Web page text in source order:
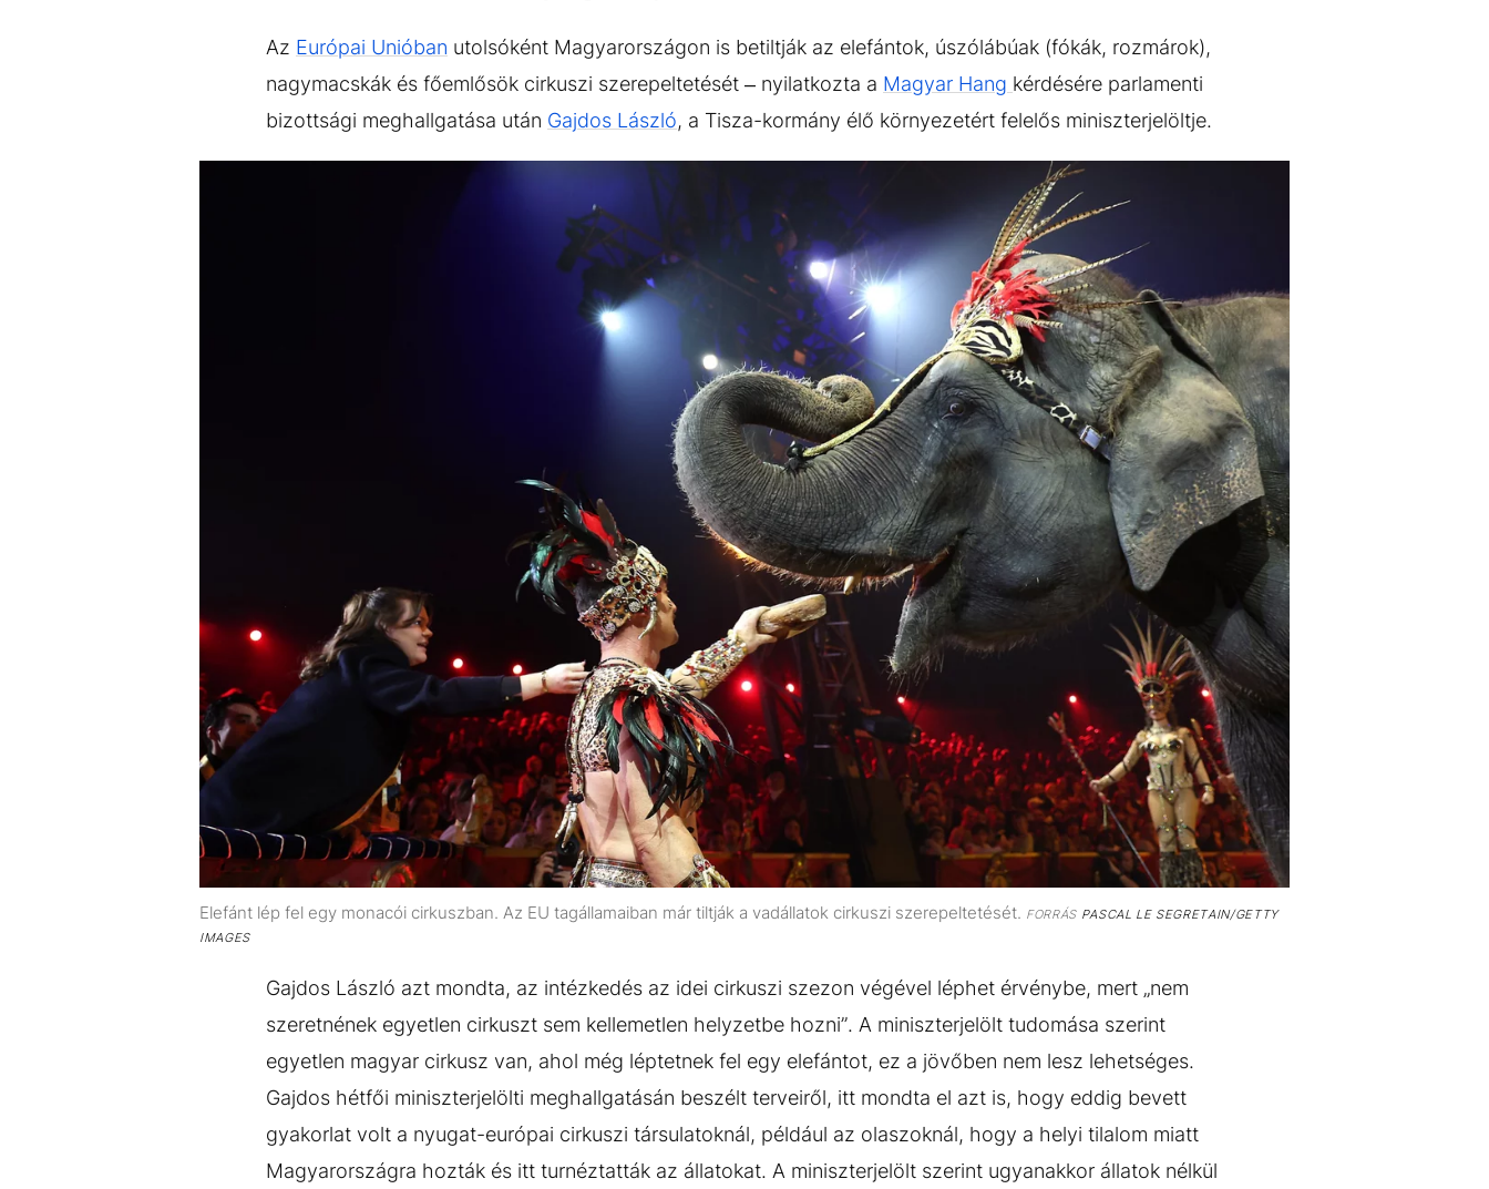
KvízMédiaajánlatImpresszum
Az Európai Unióban utolsóként Magyarországon is betiltják az elefántok, úszólábúak (fókák, rozmárok),
nagymacskák és főemlősök cirkuszi szerepeltetését – nyilatkozta a Magyar Hang kérdésére parlamenti
bizottsági meghallgatása után Gajdos László, a Tisza-kormány élő környezetért felelős miniszterjelöltje.
Elefánt lép fel egy monacói cirkuszban. Az EU tagállamaiban már tiltják a vadállatok cirkuszi szerepeltetését. FORRÁSPASCAL LE SEGRETAIN/GETTY
IMAGES
Gajdos László azt mondta, az intézkedés az idei cirkuszi szezon végével léphet érvénybe, mert „nem
szeretnének egyetlen cirkuszt sem kellemetlen helyzetbe hozni”. A miniszterjelölt tudomása szerint
egyetlen magyar cirkusz van, ahol még léptetnek fel egy elefántot, ez a jövőben nem lesz lehetséges.
Gajdos hétfői miniszterjelölti meghallgatásán beszélt terveiről, itt mondta el azt is, hogy eddig bevett
gyakorlat volt a nyugat-európai cirkuszi társulatoknál, például az olaszoknál, hogy a helyi tilalom miatt
Magyarországra hozták és itt turnéztatták az állatokat. A miniszterjelölt szerint ugyanakkor állatok nélkül